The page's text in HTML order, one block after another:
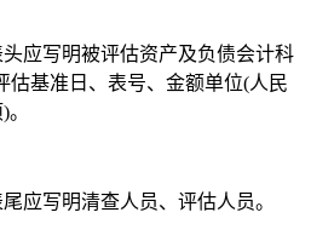
写明被评估资产及负债会计科
估基准日、表号、金额单位(人民
写明清查人员、评估人员。